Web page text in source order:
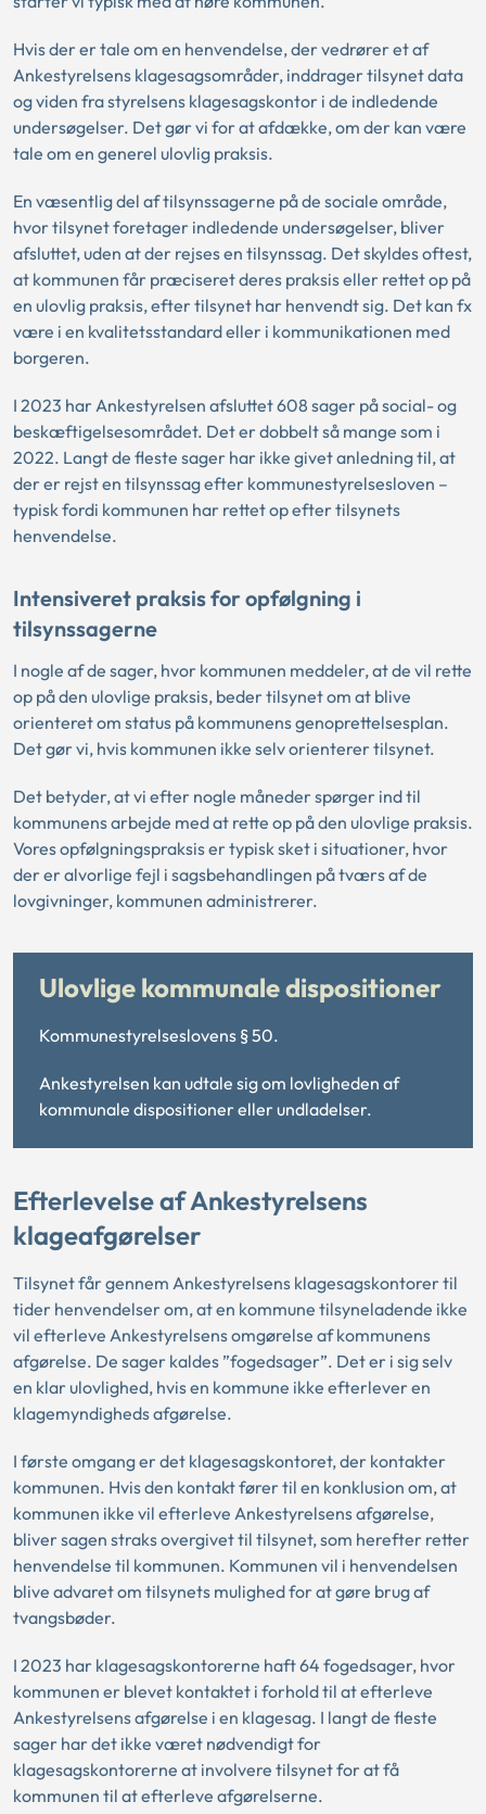
Hvis der er tale om en henvendelse, der vedrører et af
Ankestyrelsens klagesagsområder, inddrager tilsynet data
og viden fra styrelsens klagesagskontor i de indledende
undersøgelser. Det gør vi for at afdække, om der kan være
tale om en generel ulovlig praksis.
En væsentlig del af tilsynssagerne på de sociale område,
hvor tilsynet foretager indledende undersøgelser, bliver
afsluttet, uden at der rejses en tilsynssag. Det skyldes oftest,
at kommunen får præciseret deres praksis eller rettet op på
en ulovlig praksis, efter tilsynet har henvendt sig. Det kan fx
være i en kvalitetsstandard eller i kommunikationen med
borgeren.
I 2023 har Ankestyrelsen afsluttet 608 sager på social- og
beskæftigelsesområdet. Det er dobbelt så mange som i
2022. Langt de fleste sager har ikke givet anledning til, at
der er rejst en tilsynssag efter kommunestyrelsesloven –
typisk fordi kommunen har rettet op efter tilsynets
henvendelse.
Intensiveret praksis for opfølgning i
tilsynssagerne
I nogle af de sager, hvor kommunen meddeler, at de vil rette
op på den ulovlige praksis, beder tilsynet om at blive
orienteret om status på kommunens genoprettelsesplan.
Det gør vi, hvis kommunen ikke selv orienterer tilsynet.
Det betyder, at vi efter nogle måneder spørger ind til
kommunens arbejde med at rette op på den ulovlige praksis.
Vores opfølgningspraksis er typisk sket i situationer, hvor
der er alvorlige fejl i sagsbehandlingen på tværs af de
lovgivninger, kommunen administrerer.
Ulovlige kommunale dispositioner
Kommunestyrelseslovens § 50.
Ankestyrelsen kan udtale sig om lovligheden af
kommunale dispositioner eller undladelser.
Efterlevelse af Ankestyrelsens
klageafgørelser
Tilsynet får gennem Ankestyrelsens klagesagskontorer til
tider henvendelser om, at en kommune tilsyneladende ikke
vil efterleve Ankestyrelsens omgørelse af kommunens
afgørelse. De sager kaldes ”fogedsager”. Det er i sig selv
en klar ulovlighed, hvis en kommune ikke efterlever en
klagemyndigheds afgørelse.
I første omgang er det klagesagskontoret, der kontakter
kommunen. Hvis den kontakt fører til en konklusion om, at
kommunen ikke vil efterleve Ankestyrelsens afgørelse,
bliver sagen straks overgivet til tilsynet, som herefter retter
henvendelse til kommunen. Kommunen vil i henvendelsen
blive advaret om tilsynets mulighed for at gøre brug af
tvangsbøder.
I 2023 har klagesagskontorerne haft 64 fogedsager, hvor
kommunen er blevet kontaktet i forhold til at efterleve
Ankestyrelsens afgørelse i en klagesag. I langt de fleste
sager har det ikke været nødvendigt for
klagesagskontorerne at involvere tilsynet for at få
kommunen til at efterleve afgørelserne.